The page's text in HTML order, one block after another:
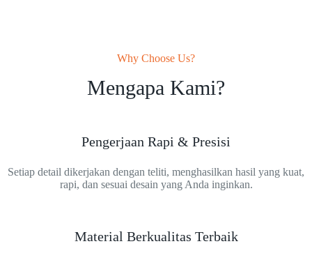
Why Choose Us?
Mengapa Kami?
Pengerjaan Rapi & Presisi
Setiap detail dikerjakan dengan teliti, menghasilkan hasil yang kuat,
rapi, dan sesuai desain yang Anda inginkan.
Material Berkualitas Terbaik